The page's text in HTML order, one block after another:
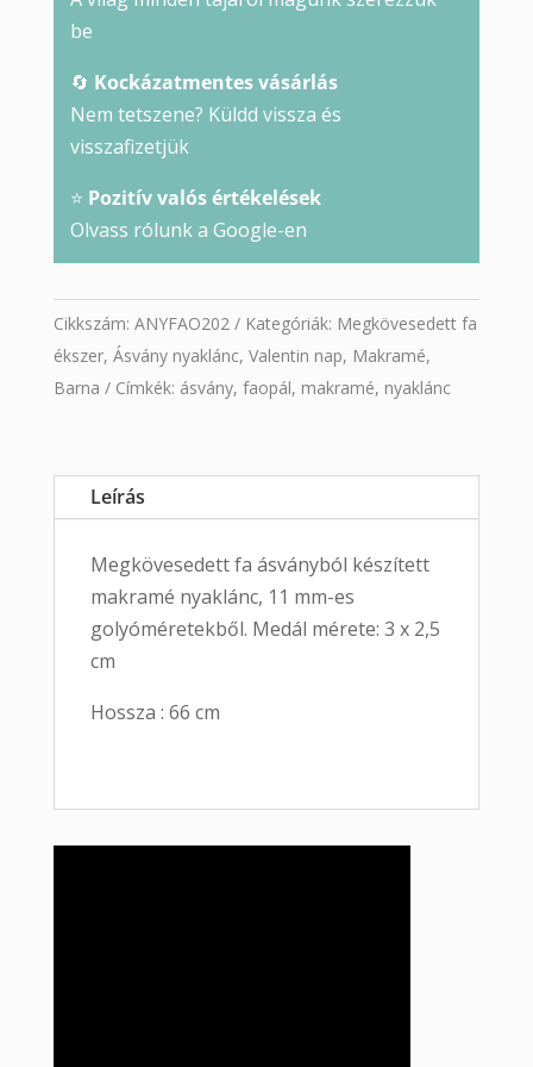
be
🔄 Kockázatmentes vásárlás
Nem tetszene? Küldd vissza és
visszafizetjük
⭐ Pozitív valós értékelések
Olvass rólunk a Google-en
Cikkszám: ANYFAO202 Kategóriák: Megkövesedett fa
ékszer, Ásvány nyaklánc, Valentin nap, Makramé,
Barna
Címkék: ásvány, faopál, makramé, nyaklánc
Leírás
Megkövesedett fa ásványból készített
makramé nyaklánc, 11 mm-es
golyóméretekből. Medál mérete: 3 x 2,5
cm
Hossza : 66 cm